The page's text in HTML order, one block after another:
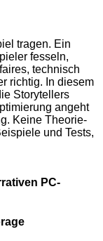
tragen. Ein
fesseln,
technisch
richtig. In diesem
Storytellers
angeht
Keine Theorie-
und Tests,
PC-